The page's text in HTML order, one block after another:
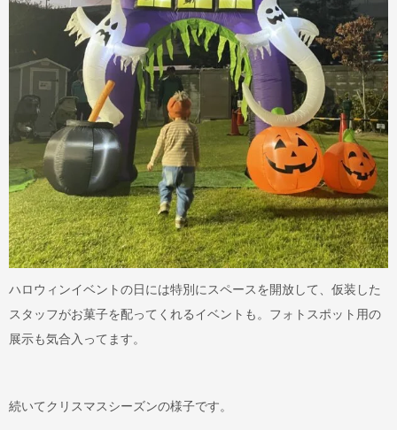
ハロウィンイベントの日には特別にスペースを開放して、仮装した
スタッフがお菓子を配ってくれるイベントも。フォトスポット用の
展示も気合入ってます。
続いてクリスマスシーズンの様子です。